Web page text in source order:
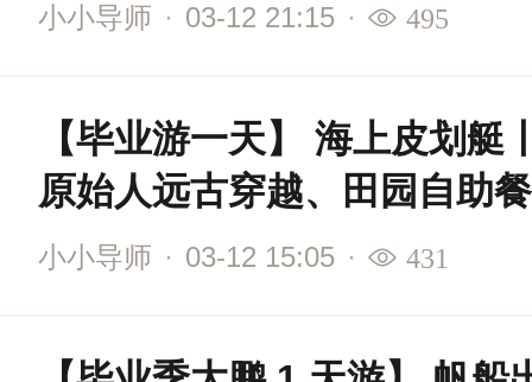
小小导师 · 03-12 21:15 · 495
【毕业游一天】 海上皮划艇
原始人远古穿越、田园自助
小小导师 · 03-12 15:05 · 431